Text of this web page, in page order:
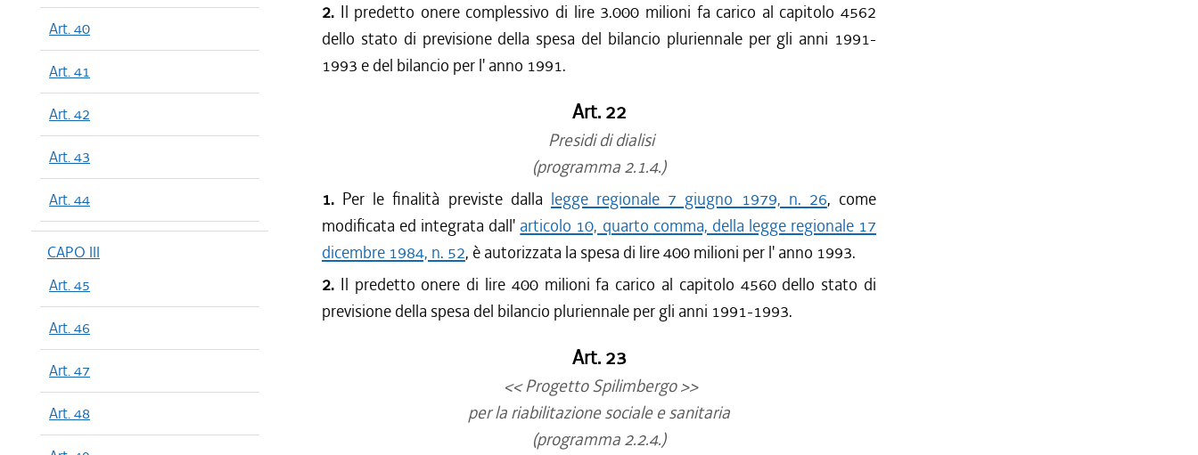
Art. 40
Art. 41
Art. 42
Art. 43
Art. 44
CAPO III
Art. 45
Art. 46
Art. 47
Art. 48
2. Il predetto onere complessivo di lire 3.000 milioni fa carico al capitolo 4562
dello stato di previsione della spesa del bilancio pluriennale per gli anni 1991-
1993 e del bilancio per l' anno 1991.
Art. 22
Presidi di dialisi
(programma 2.1.4.)
1. Per le finalità previste dalla legge regionale 7 giugno 1979, n. 26, come
modificata ed integrata dall' articolo 10, quarto comma, della legge regionale 17
dicembre 1984, n. 52, è autorizzata la spesa di lire 400 milioni per l' anno 1993.
2. Il predetto onere di lire 400 milioni fa carico al capitolo 4560 dello stato di
previsione della spesa del bilancio pluriennale per gli anni 1991-1993.
Art. 23
<< Progetto Spilimbergo >>
per la riabilitazione sociale e sanitaria
(programma 2.2.4.)